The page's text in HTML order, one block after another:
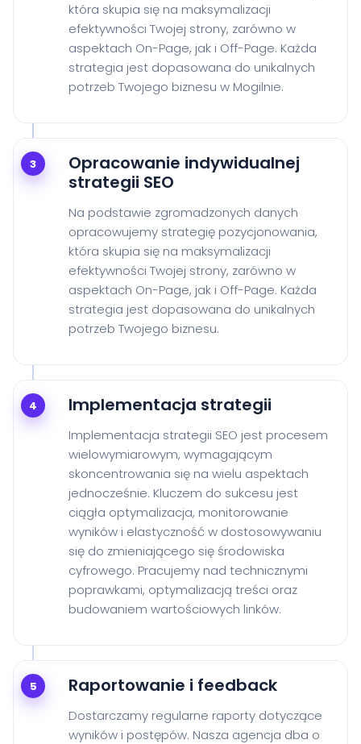
która skupia się na maksymalizacji
efektywności Twojej strony, zarówno w
aspektach On-Page, jak i Off-Page. Każda
strategia jest dopasowana do unikalnych
potrzeb Twojego biznesu w Mogilnie.
3
Opracowanie indywidualnej
strategii SEO
Na podstawie zgromadzonych danych
opracowujemy strategię pozycjonowania,
która skupia się na maksymalizacji
efektywności Twojej strony, zarówno w
aspektach On-Page, jak i Off-Page. Każda
strategia jest dopasowana do unikalnych
potrzeb Twojego biznesu.
4 Implementacja strategii
Implementacja strategii SEO jest procesem
wielowymiarowym, wymagającym
skoncentrowania się na wielu aspektach
jednocześnie. Kluczem do sukcesu jest
ciągła optymalizacja, monitorowanie
wyników i elastyczność w dostosowywaniu
się do zmieniającego się środowiska
cyfrowego. Pracujemy nad technicznymi
poprawkami, optymalizacją treści oraz
budowaniem wartościowych linków.
5 Raportowanie i feedback
Dostarczamy regularne raporty dotyczące
wyników i postępów. Nasza agencja dba o